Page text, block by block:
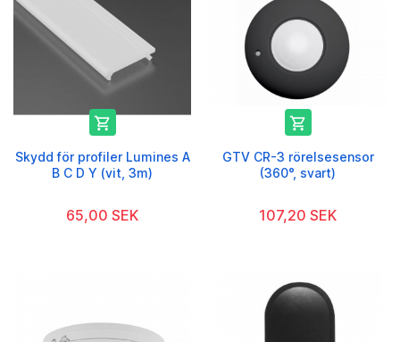

Skydd för profiler Lumines A
B C D Y (vit, 3m)
65,00 SEK

GTV CR-3 rörelsesensor
(360°, svart)
107,20 SEK